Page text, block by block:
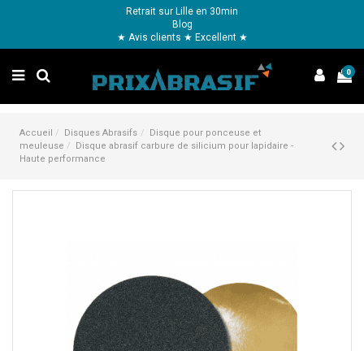
Retrait sur Lille en 30min
Blog
★ Avis clients ★ Excellent ★
0
Accueil Disques Abrasifs
Disque pour ponceuse et
meuleuse
Disque abrasif carbure de silicium pour lapidaire -
Haute performance